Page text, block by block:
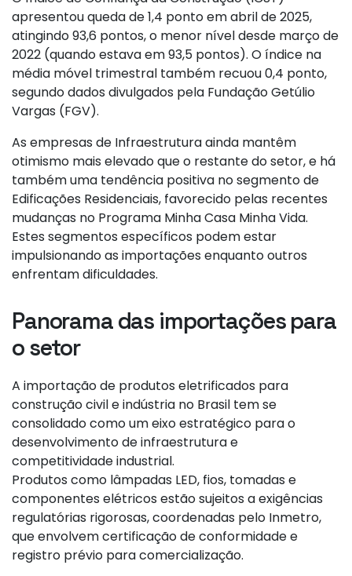
apresentou queda de 1,4 ponto em abril de 2025,
atingindo 93,6 pontos, o menor nível desde março de
2022 (quando estava em 93,5 pontos). O índice na
média móvel trimestral também recuou 0,4 ponto,
segundo dados divulgados pela Fundação Getúlio
Vargas (FGV).
As empresas de Infraestrutura ainda mantêm
otimismo mais elevado que o restante do setor, e há
também uma tendência positiva no segmento de
Edificações Residenciais, favorecido pelas recentes
mudanças no Programa Minha Casa Minha Vida.
Estes segmentos específicos podem estar
impulsionando as importações enquanto outros
enfrentam dificuldades.
Panorama das importações para
o setor
A importação de produtos eletrificados para
construção civil e indústria no Brasil tem se
consolidado como um eixo estratégico para o
desenvolvimento de infraestrutura e
competitividade industrial.
Produtos como lâmpadas LED, fios, tomadas e
componentes elétricos estão sujeitos a exigências
regulatórias rigorosas, coordenadas pelo Inmetro,
que envolvem certificação de conformidade e
registro prévio para comercialização.